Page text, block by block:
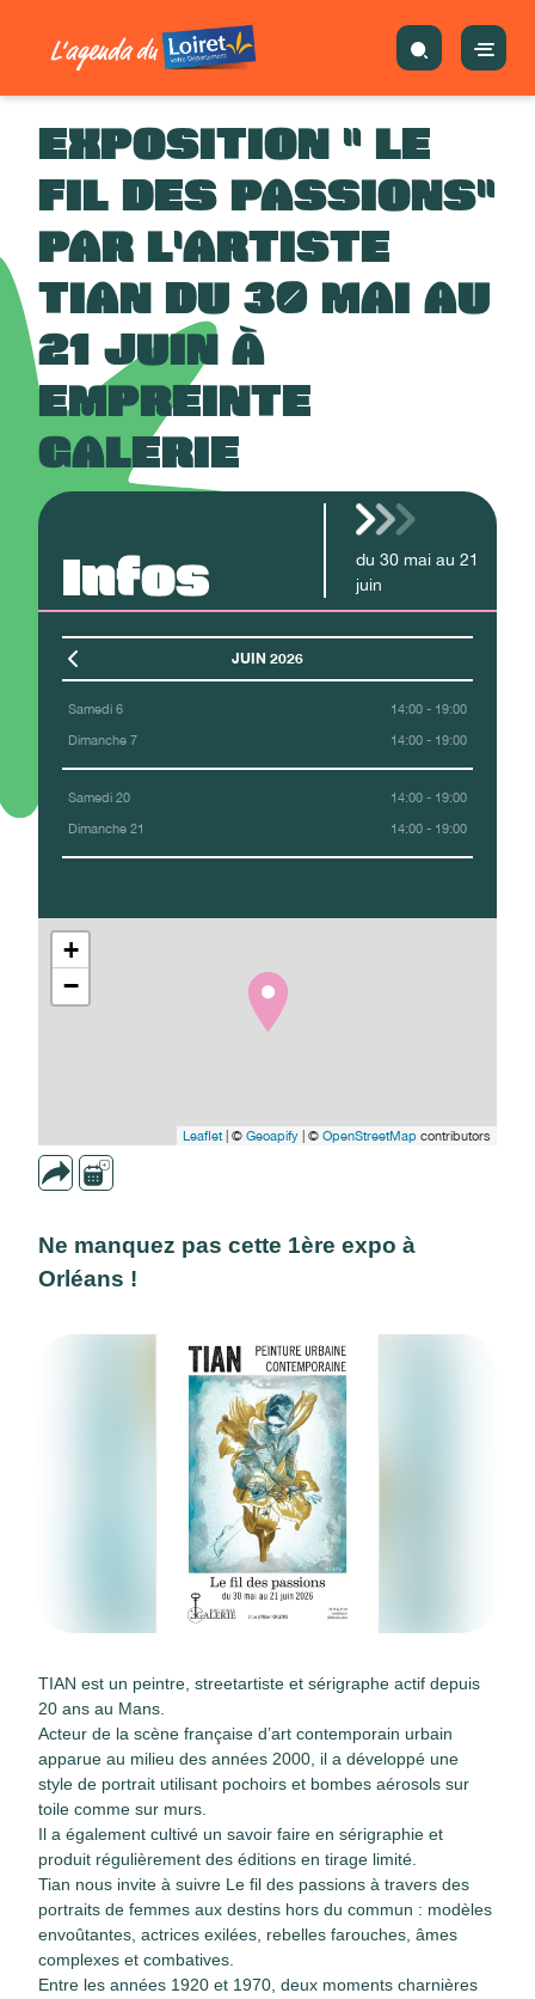
EXPOSITION " LE
FIL DES PASSIONS"
PAR L'ARTISTE
TIAN DU 30 MAI AU
21 JUIN À
EMPREINTE
GALERIE
Infos du 30 mai au 21
juin
JUIN 2026
Samedi 6 14:00 - 19:00
Dimanche 7 14:00 - 19:00
Samedi 20 14:00 - 19:00
Dimanche 21 14:00 - 19:00
+
−
Leaflet| © Geoapify | © OpenStreetMap contributors
Ne manquez pas cette 1ère expo à
Orléans !
TIAN est un peintre, streetartiste et sérigraphe actif depuis
20 ans au Mans.
Acteur de la scène française d’art contemporain urbain
apparue au milieu des années 2000, il a développé une
style de portrait utilisant pochoirs et bombes aérosols sur
toile comme sur murs.
Il a également cultivé un savoir faire en sérigraphie et
produit régulièrement des éditions en tirage limité.
Tian nous invite à suivre Le fil des passions à travers des
portraits de femmes aux destins hors du commun : modèles
envoûtantes, actrices exilées, rebelles farouches, âmes
complexes et combatives.
Entre les années 1920 et 1970, deux moments charnières